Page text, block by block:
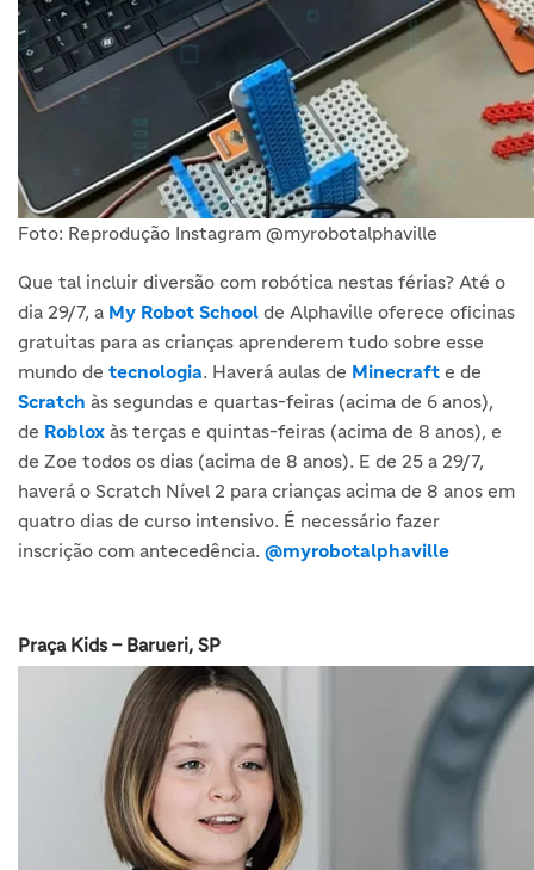
Foto: Reprodução Instagram @myrobotalphaville
Que tal incluir diversão com robótica nestas férias? Até o
dia 29/7, a My Robot School de Alphaville oferece oficinas
gratuitas para as crianças aprenderem tudo sobre esse
mundo de tecnologia. Haverá aulas de Minecraft e de
Scratch às segundas e quartas-feiras (acima de 6 anos),
de Roblox às terças e quintas-feiras (acima de 8 anos), e
de Zoe todos os dias (acima de 8 anos). E de 25 a 29/7,
haverá o Scratch Nível 2 para crianças acima de 8 anos em
quatro dias de curso intensivo. É necessário fazer
inscrição com antecedência. @myrobotalphaville
Praça Kids – Barueri, SP